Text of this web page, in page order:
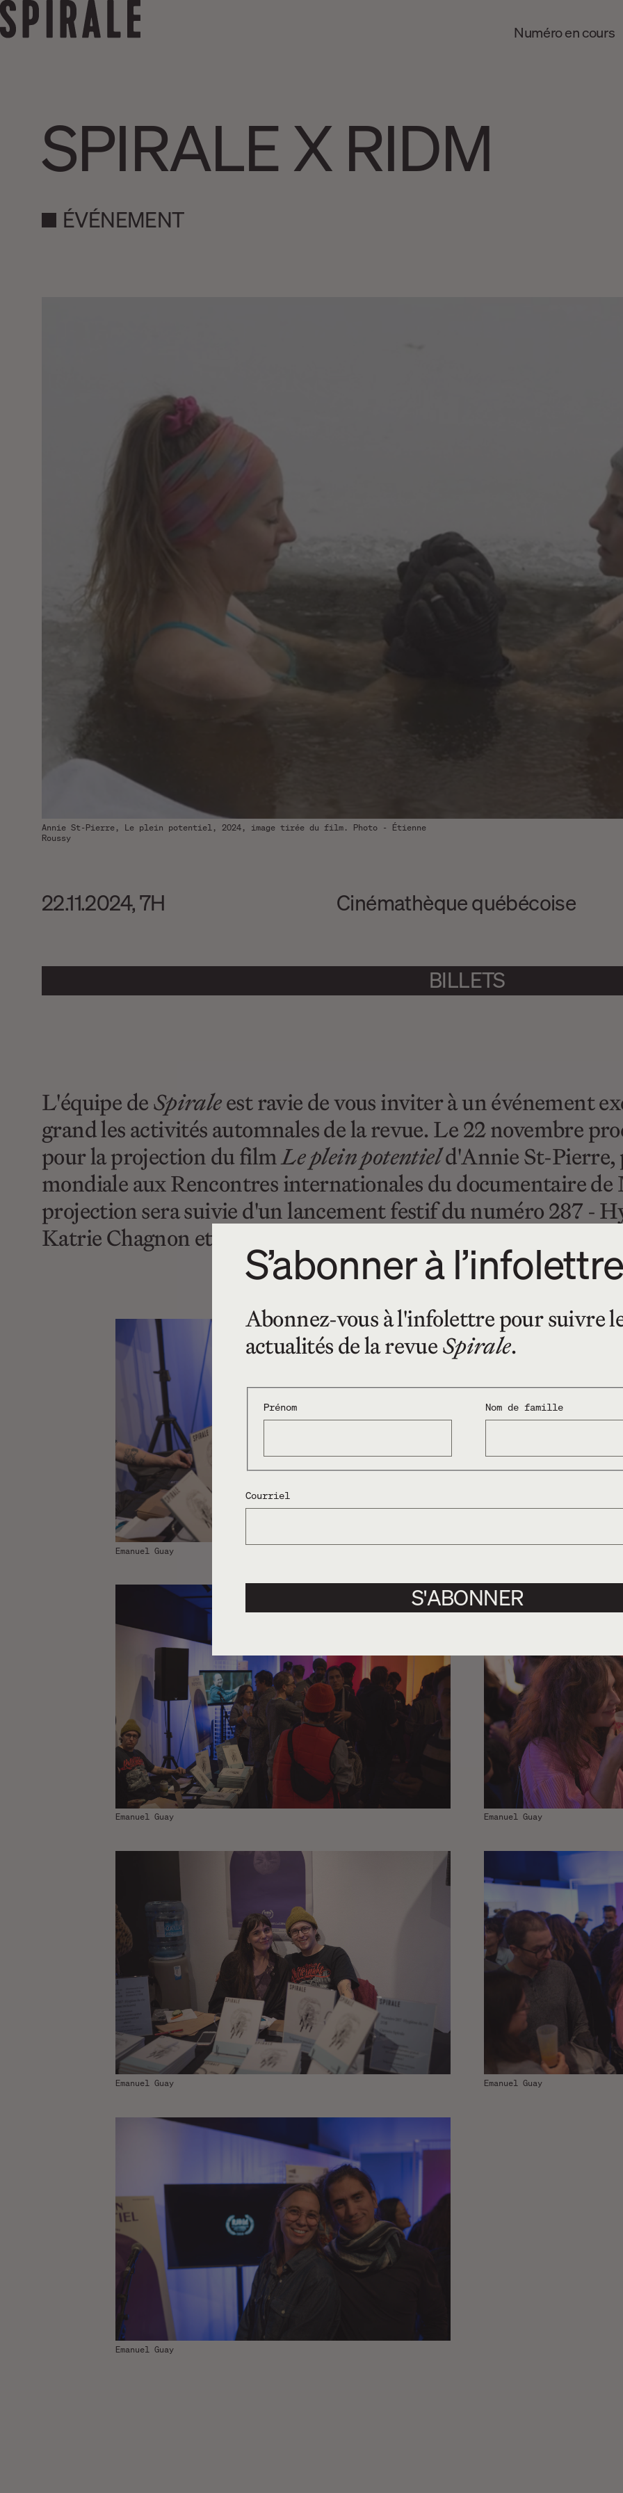
Numéro en cours
SPIRALE X RIDM
ÉVÉNEMENT
Annie St-Pierre, Le plein potentiel, 2024, image tirée du film. Photo - Étienne
Roussy
22.11.2024,7H Cinémathèque québécoise
BILLETS
L'équipe deSpiraleest ravie de vous inviter à un événement
grand les activités automnales de la revue. Le 22 novembre
pour la projection du filmLe plein potentield'Annie St-Pierre,
mondiale aux Rencontres internationales du documentaire
projection sera suivie d'un lancement festif du numéro 287 -
Katrie Chagnon et Rebecca Leclerc.
Emanuel Guay
Emanuel Guay Emanuel Guay
Emanuel Guay Emanuel Guay
Emanuel Guay
S’abonner à
Abonnez-vous à l'infolettre pour suivre
actualités de la revueSpirale.
Prénom Nom de famille
Courriel
S'ABONNER